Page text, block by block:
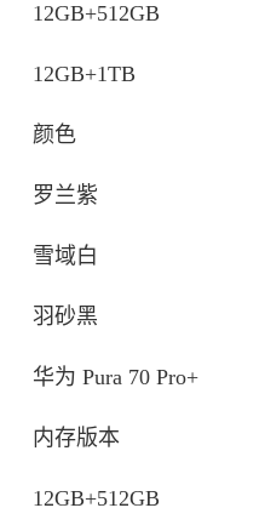
12GB+512GB
12GB+1TB
颜色
罗兰紫
雪域白
羽砂黑
华为 Pura 70 Pro+
内存版本
12GB+512GB